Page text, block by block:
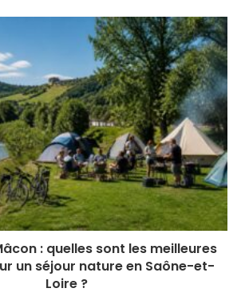
: quelles sont les meilleures
un séjour nature en Saône-et-
Loire ?